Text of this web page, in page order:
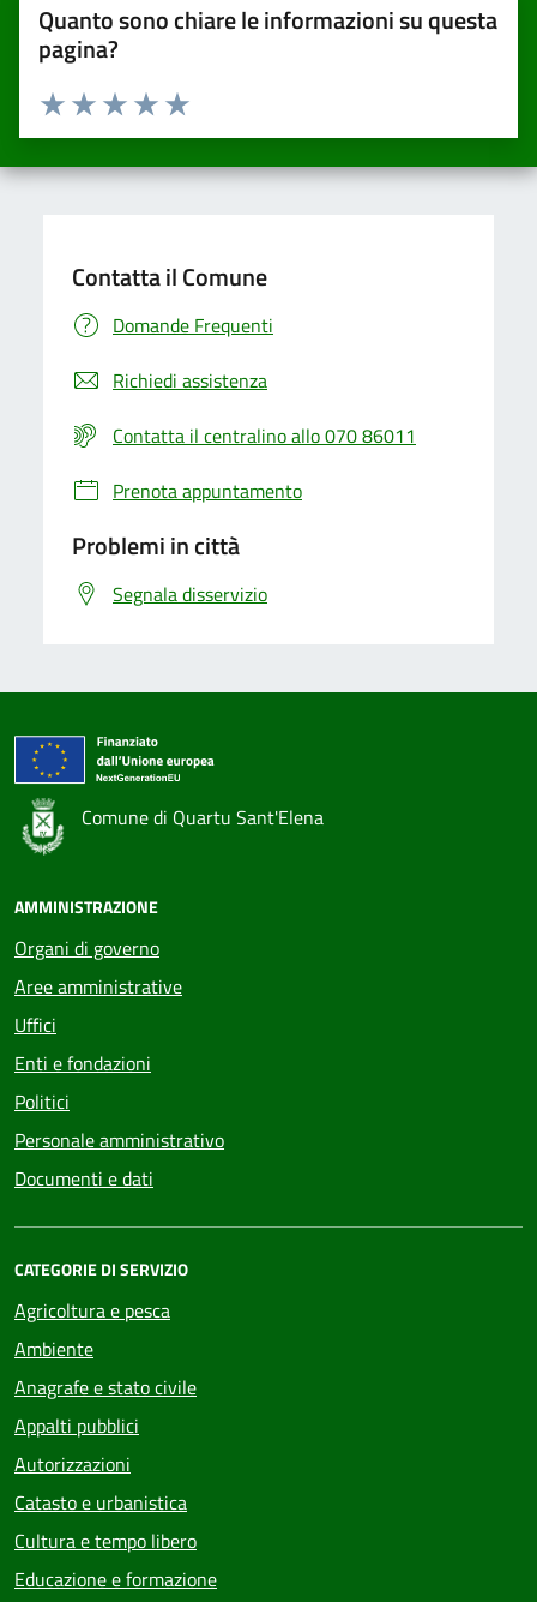
Quanto sono chiare le informazioni su questa
pagina?
Valuta da 1 a 5 stelle la pagina
Valuta 5 stelle su 5
Valuta 4 stelle su 5
Valuta 3 stelle su 5
Valuta 2 stelle su 5
Valuta una stella su 5
Contatta il Comune
Domande Frequenti
Richiedi assistenza
Contatta il centralino allo 070 86011
Prenota appuntamento
Problemi in città
Segnala disservizio
Comune di Quartu Sant'Elena
AMMINISTRAZIONE
Organi di governo
Aree amministrative
Uffici
Enti e fondazioni
Politici
Personale amministrativo
Documenti e dati
CATEGORIE DI SERVIZIO
Agricoltura e pesca
Ambiente
Anagrafe e stato civile
Appalti pubblici
Autorizzazioni
Catasto e urbanistica
Cultura e tempo libero
Educazione e formazione